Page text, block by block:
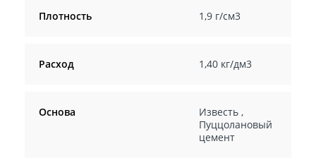
Плотность 1,9 г/см3
Расход 1,40 кг/дм3
Основа Известь,
Пуццолановый
цемент